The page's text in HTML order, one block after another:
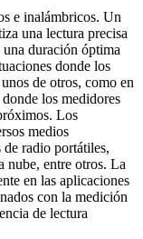
e inalámbricos. Un
una lectura precisa
duración óptima
donde los
de otros, como en
los medidores
Los
medios
radio portátiles,
nube, entre otros. La
en las aplicaciones
con la medición
de lectura